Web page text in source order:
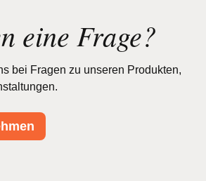
eine Frage?
bei Fragen zu unseren Produkten,